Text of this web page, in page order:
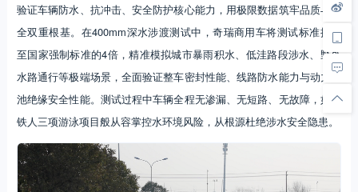
验证车辆防水、抗冲击、安全防护核心能力，用极限数据筑牢品质与安
全双重根基。在400mm深水涉渡测试中，奇瑞商用车将测试标准提升
至国家强制标准的4倍，精准模拟城市暴雨积水、低洼路段涉水、野外
水路通行等极端场景，全面验证整车密封性能、线路防水能力与动力电
池绝缘安全性能。测试过程中车辆全程无渗漏、无短路、无故障，如同
铁人三项游泳项目般从容掌控水环境风险，从根源杜绝涉水安全隐患。